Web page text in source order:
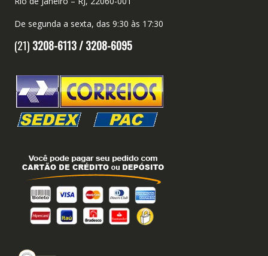
De segunda a sexta, das 9:30 às 17:30
(21) 3208-6113 /3208-6095